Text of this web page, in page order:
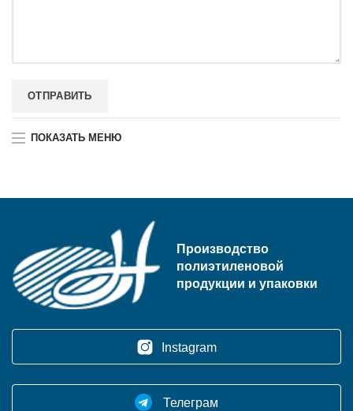
ПОКАЗАТЬ МЕНЮ
Производство
полиэтиленовой
продукции и упаковки
Instagram
Телеграм